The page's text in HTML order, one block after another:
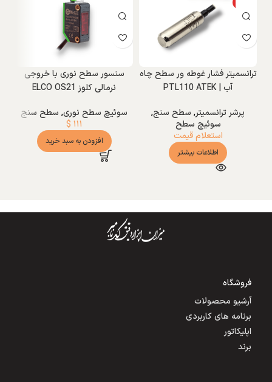
ترانسمیتر فشار غوطه ور سطح چاه
آب | PTL110 ATEK
پرشر ترانسمیتر, سطح سنج,
سوئیچ سطح
استعلام قیمت
اطلاعات بیشتر
سنسور سطح نوری با خروجی
نرمالی کلوز ELCO OS21
سوئیچ سطح نوری, سطح سنج
$ ۱۱۱
افزودن به سبد خرید
فروشگاه
آرشیو محصولات
برنامه های کاربردی
اپلیکاتور
برند